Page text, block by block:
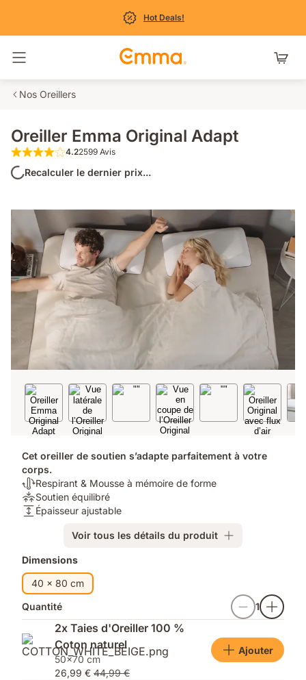
Hot Deals!
Basculer la navigation
Nos Oreillers
Oreiller Emma Original Adapt
4.2 étoiles sur 5 2599 Avis
4.22599 Avis
Recalculer le dernier prix...
Cet oreiller de soutien s’adapte parfaitement à votre
corps.
Thermorégulation:
Respirant
&
de
forme
Respirant & Mousse à mémoire de forme
Soutien:
Soutien
Soutien équilibré
Hauteur:
Épaisseur ajustable
Voir tous les détails du produit
Produits
supplémentaires
Dimensions
40 x 80 cm
Quantité
1
2x Taies d'Oreiller 100 %
Coton naturel
50x70 cm
26,99 € 44,99 €
Ajouter